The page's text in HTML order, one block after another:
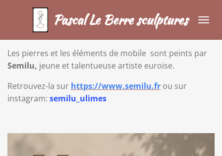
principal
Pascal Le Berre sculptures
Les pierres et les éléments de mobile sont peints par
Semilu, jeune et talentueuse artiste euroise.
Retrouvez-la sur https://www.semilu.fr ou sur
instagram: semilu_ulimes